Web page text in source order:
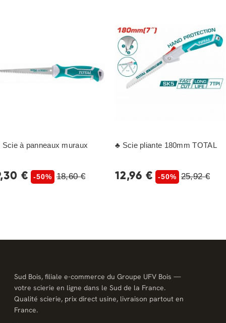
Scie à panneaux muraux
€ -50% 18,60 €
♣ Scie pliante 180mm TOTAL
12,96 € -50% 25,92 €
Sud Bois, filiale e-commerce du Groupe UFV Bois —
votre scierie en ligne dans le Sud de la France.
Qualité scierie, prix direct usine, livraison partout en
France.